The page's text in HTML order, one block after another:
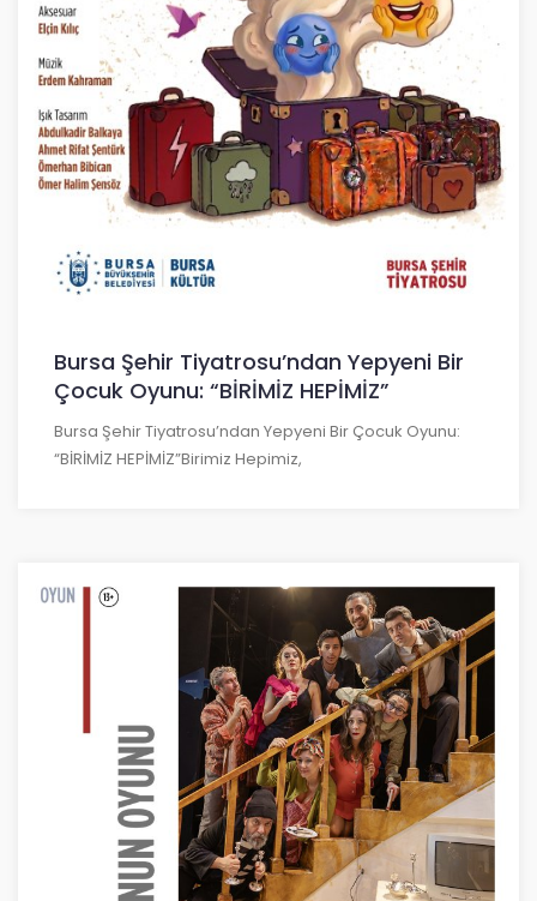
Bursa Şehir Tiyatrosu’ndan Yepyeni Bir
Çocuk Oyunu: “BİRİMİZ HEPİMİZ”
Bursa Şehir Tiyatrosu’ndan Yepyeni Bir Çocuk Oyunu:
“BİRİMİZ HEPİMİZ”Birimiz Hepimiz,